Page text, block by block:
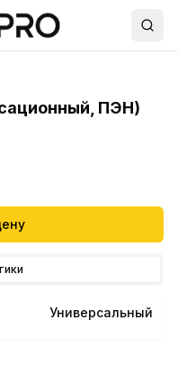
ПЭН)
Универсальный